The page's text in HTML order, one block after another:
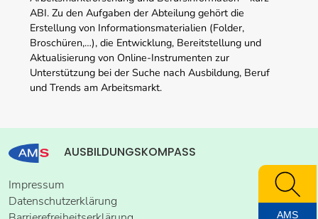
ABI. Zu den Aufgaben der Abteilung gehört die
Erstellung von Informationsmaterialien (Folder,
Broschüren,…), die Entwicklung, Bereitstellung und
Aktualisierung von Online-Instrumenten zur
Unterstützung bei der Suche nach Ausbildung, Beruf
und Trends am Arbeitsmarkt.
AUSBILDUNGSKOMPASS
Impressum
Datenschutzerklärung
AMS